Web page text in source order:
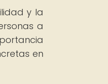
y la
a
en